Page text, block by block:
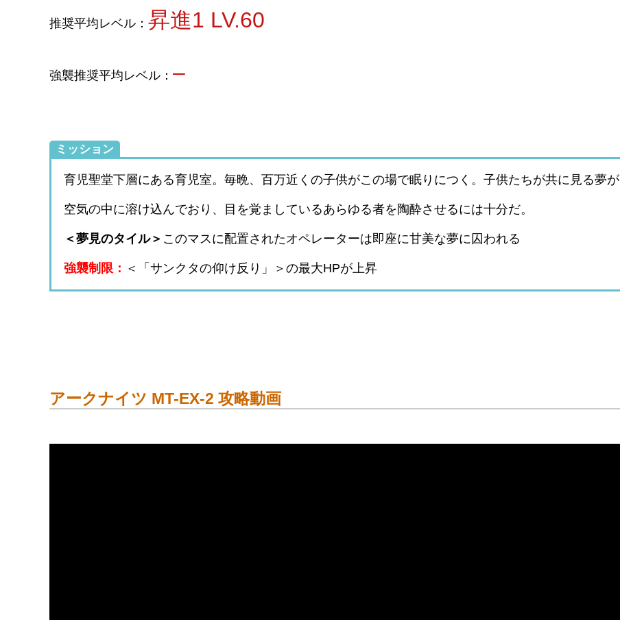
推奨平均レベル： 昇進1 LV.60
強襲推奨平均レベル： –
ミッション
育児聖堂下層にある育児室。毎晩、百万近くの子供がこの場で眠りにつく。子供たちが共に見る夢が
空気の中に溶け込んでおり、目を覚ましているあらゆる者を陶酔させるには十分だ。
＜夢見のタイル＞ このマスに配置されたオペレーターは即座に甘美な夢に囚われる
強襲制限： ＜「サンクタの仰け反り」＞の最大HPが上昇
アークナイツ MT-EX-2 攻略動画